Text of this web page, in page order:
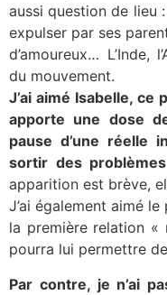
aussi question de lieu
expulser par ses
d’amoureux… L’Inde,
du mouvement.
J’ai aimé Isabelle,
apporte une dose
pause d’une réelle
sortir des problèmes
apparition est brève,
J’ai également aimé
la première relation «
pourra lui permettre
Par contre, je n’ai